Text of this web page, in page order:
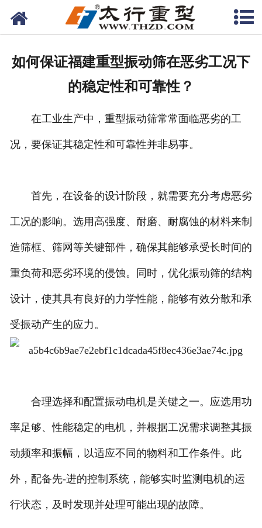
网站首页
如何保证福建重型振动筛在恶劣工况下
的稳定性和可靠性？
在工业生产中，重型振动筛常常面临恶劣的工
况，要保证其稳定性和可靠性并非易事。
首先，在设备的设计阶段，就需要充分考虑恶劣
工况的影响。选用高强度、耐磨、耐腐蚀的材料来制
造筛框、筛网等关键部件，确保其能够承受长时间的
重负荷和恶劣环境的侵蚀。同时，优化振动筛的结构
设计，使其具有良好的力学性能，能够有效分散和承
受振动产生的应力。
合理选择和配置振动电机是关键之一。应选用功
率足够、性能稳定的电机，并根据工况需求调整其振
动频率和振幅，以适应不同的物料和工作条件。此
外，配备先-进的控制系统，能够实时监测电机的运
行状态，及时发现并处理可能出现的故障。